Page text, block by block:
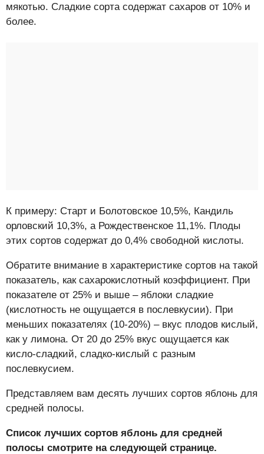
мякотью. Сладкие сорта содержат сахаров от 10% и
более.
К примеру: Старт и Болотовское 10,5%, Кандиль
орловский 10,3%, а Рождественское 11,1%. Плоды
этих сортов содержат до 0,4% свободной кислоты.
Обратите внимание в характеристике сортов на такой
показатель, как сахарокислотный коэффициент. При
показателе от 25% и выше – яблоки сладкие
(кислотность не ощущается в послевкусии). При
меньших показателях (10-20%) – вкус плодов кислый,
как у лимона. От 20 до 25% вкус ощущается как
кисло-сладкий, сладко-кислый с разным
послевкусием.
Представляем вам десять лучших сортов яблонь для
средней полосы.
Список лучших сортов яблонь для средней
полосы смотрите на следующей странице.